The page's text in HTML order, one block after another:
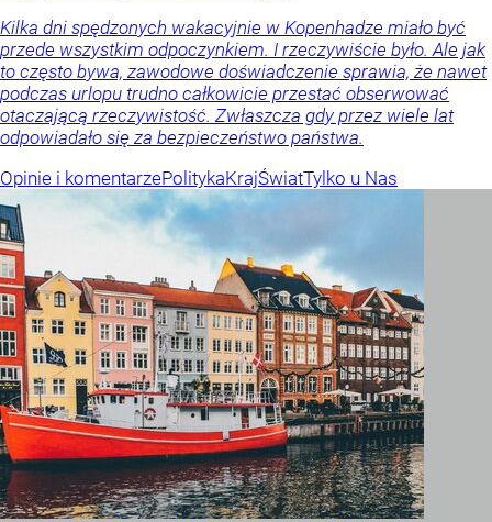
Kilka dni spędzonych wakacyjnie w Kopenhadze miało być
przede wszystkim odpoczynkiem. I rzeczywiście było. Ale jak
to często bywa, zawodowe doświadczenie sprawia, że nawet
podczas urlopu trudno całkowicie przestać obserwować
otaczającą rzeczywistość. Zwłaszcza gdy przez wiele lat
odpowiadało się za bezpieczeństwo państwa.
Opinie i komentarzePolitykaKrajŚwiatTylko u Nas